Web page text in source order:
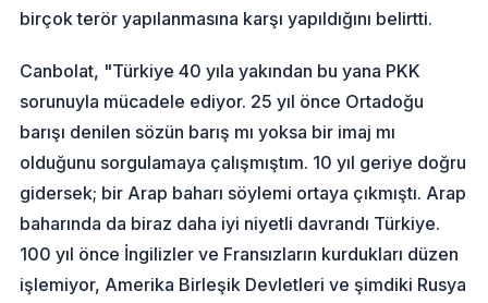
birçok terör yapılanmasına karşı yapıldığını belirtti.
Canbolat, "Türkiye 40 yıla yakından bu yana PKK
sorunuyla mücadele ediyor. 25 yıl önce Ortadoğu
barışı denilen sözün barış mı yoksa bir imaj mı
olduğunu sorgulamaya çalışmıştım. 10 yıl geriye doğru
gidersek; bir Arap baharı söylemi ortaya çıkmıştı. Arap
baharında da biraz daha iyi niyetli davrandı Türkiye.
100 yıl önce İngilizler ve Fransızların kurdukları düzen
işlemiyor, Amerika Birleşik Devletleri ve şimdiki Rusya